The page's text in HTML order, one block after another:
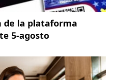
de la plataforma
5-agosto